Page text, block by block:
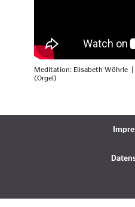
Meditation: Elisabeth Wöhrle |
(Orgel)